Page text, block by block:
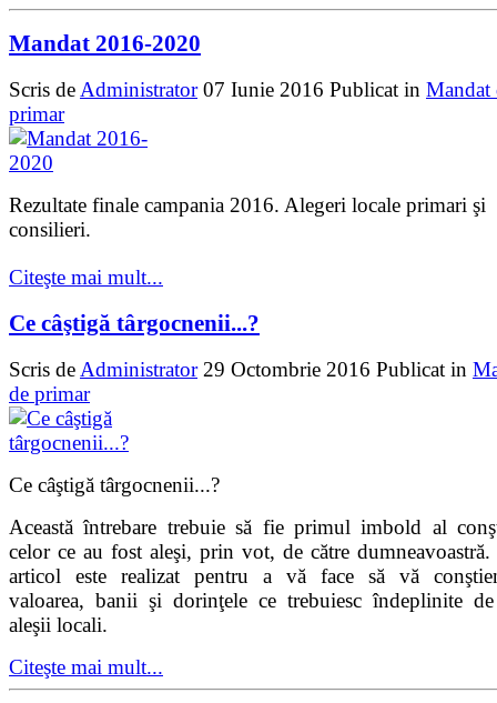
Mandat 2016-2020
Scris de Administrator 07 Iunie 2016 Publicat in Mandat
primar
Rezultate finale campania 2016. Alegeri locale primari şi
consilieri.
Citeşte mai mult...
Ce câştigă târgocnenii...?
Scris de Administrator 29 Octombrie 2016 Publicat in
de primar
Ce câştigă târgocnenii...?
Această întrebare trebuie să fie primul imbold al
celor ce au fost aleşi, prin vot, de către dumneavoastră.
articol este realizat pentru a vă face să vă
valoarea, banii şi dorinţele ce trebuiesc îndeplinite de
aleşii locali.
Citeşte mai mult...